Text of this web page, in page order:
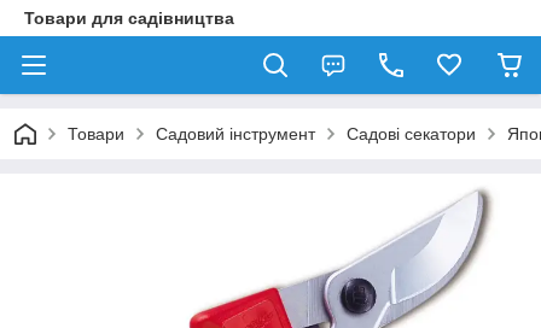
Товари для садівництва
Товари Садовий інструмент Садові секатори